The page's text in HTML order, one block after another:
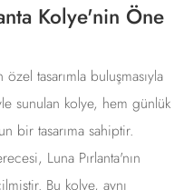
Kolye'nin Öne
tasarımla buluşmasıyla
sunulan kolye, hem günlük
bir tasarıma sahiptir.
Luna Pırlanta'nın
Bu kolye, aynı